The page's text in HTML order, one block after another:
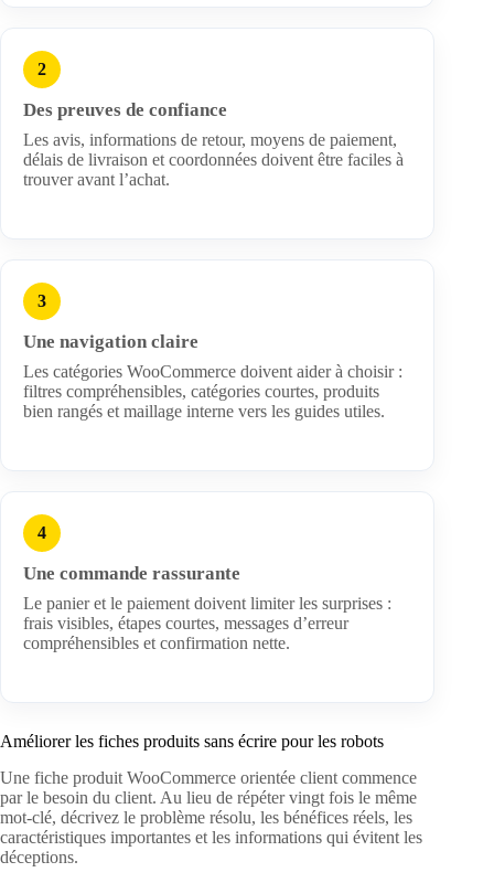
2
Des preuves de confiance
Les avis, informations de retour, moyens de paiement,
délais de livraison et coordonnées doivent être faciles à
trouver avant l’achat.
3
Une navigation claire
Les catégories WooCommerce doivent aider à choisir :
filtres compréhensibles, catégories courtes, produits
bien rangés et maillage interne vers les guides utiles.
4
Une commande rassurante
Le panier et le paiement doivent limiter les surprises :
frais visibles, étapes courtes, messages d’erreur
compréhensibles et confirmation nette.
Améliorer les fiches produits sans écrire pour les robots
Une fiche produit WooCommerce orientée client commence
par le besoin du client. Au lieu de répéter vingt fois le même
mot-clé, décrivez le problème résolu, les bénéfices réels, les
caractéristiques importantes et les informations qui évitent les
déceptions.